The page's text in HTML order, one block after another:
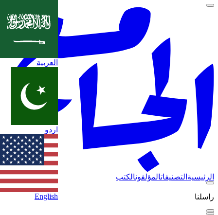
الرئيسية التصنيفاتالمؤلفونالكتب
راسلنا
العربية
اردو
English